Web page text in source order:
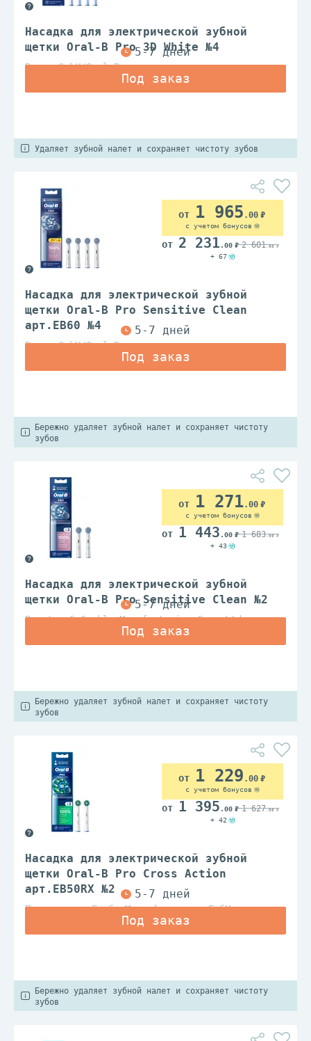
Насадка для электрической зубной
щетки Oral-B Pro 3D White №4
Braun GmbH/Oral B
Удаляет зубной налет и сохраняет чистоту зубов
Насадка для электрической зубной
щетки Oral-B Pro Sensitive Clean
арт.EB60 №4
Braun GmbH/Oral B
1 965 .00
с учетом бонусов
2 231 .00 2 601.00
+ 67
Бережно удаляет зубной налет и сохраняет чистоту
зубов
Насадка для электрической зубной
щетки Oral-B Pro Sensitive Clean №2
Procter & Gamble Manufacturing Co., Ltd.
1 271.00
с учетом бонусов
1 443 .00 1 683.00
+ 43
Бережно удаляет зубной налет и сохраняет чистоту
зубов
Насадка для электрической зубной
щетки Oral-B Pro Cross Action
арт.EB50RX №2
Проктэр энд Гэмбл Мэньюфэкчуринг ГмбХ
1 229 .00
с учетом бонусов
1 395 .00 1 627.00
+ 42
Бережно удаляет зубной налет и сохраняет чистоту
зубов